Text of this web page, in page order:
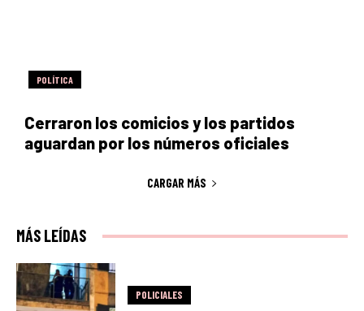
POLÍTICA
Cerraron los comicios y los partidos
aguardan por los números oficiales
CARGAR MÁS
MÁS LEÍDAS
POLICIALES